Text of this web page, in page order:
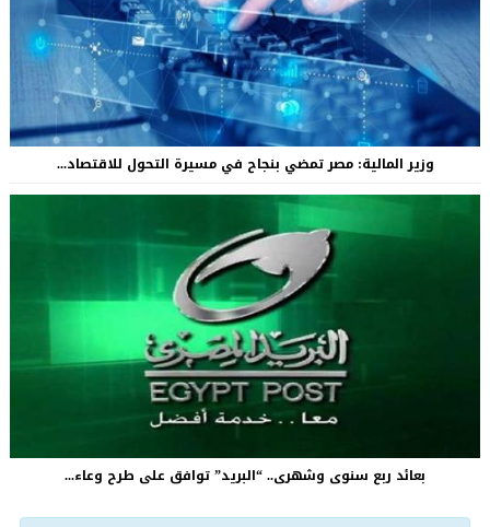
وزير المالية: مصر تمضي بنجاح في مسيرة التحول للاقتصاد...
بعائد ربع سنوى وشهرى.. “البريد” توافق على طرح وعاء...